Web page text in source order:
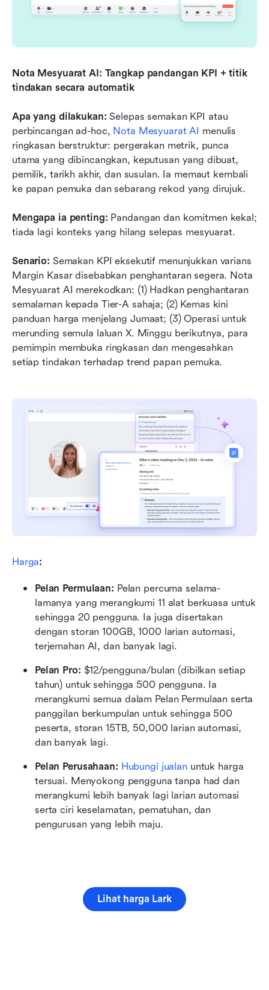
Nota Mesyuarat AI: Tangkap pandangan KPI + titik
tindakan secara automatik
Apa yang dilakukan: Selepas semakan KPI atau
perbincangan ad-hoc, Nota Mesyuarat AI menulis
ringkasan berstruktur: pergerakan metrik, punca
utama yang dibincangkan, keputusan yang dibuat,
pemilik, tarikh akhir, dan susulan. Ia memaut kembali
ke papan pemuka dan sebarang rekod yang dirujuk.
Mengapa ia penting: Pandangan dan komitmen kekal;
tiada lagi konteks yang hilang selepas mesyuarat.
Senario: Semakan KPI eksekutif menunjukkan varians
Margin Kasar disebabkan penghantaran segera. Nota
Mesyuarat AI merekodkan: (1) Hadkan penghantaran
semalaman kepada Tier-A sahaja; (2) Kemas kini
panduan harga menjelang Jumaat; (3) Operasi untuk
merunding semula laluan X. Minggu berikutnya, para
pemimpin membuka ringkasan dan mengesahkan
setiap tindakan terhadap trend papan pemuka.
Harga:
Pelan Permulaan: Pelan percuma selama-
lamanya yang merangkumi 11 alat berkuasa untuk
sehingga 20 pengguna. Ia juga disertakan
dengan storan 100GB, 1000 larian automasi,
terjemahan AI, dan banyak lagi.
Pelan Pro: $12/pengguna/bulan (dibilkan setiap
tahun) untuk sehingga 500 pengguna. Ia
merangkumi semua dalam Pelan Permulaan serta
panggilan berkumpulan untuk sehingga 500
peserta, storan 15TB, 50,000 larian automasi,
dan banyak lagi.
Pelan Perusahaan: Hubungi jualan untuk harga
tersuai. Menyokong pengguna tanpa had dan
merangkumi lebih banyak lagi larian automasi
serta ciri keselamatan, pematuhan, dan
pengurusan yang lebih maju.
Lihat harga Lark